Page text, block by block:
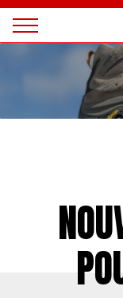
Magazine
Panneau de gestion